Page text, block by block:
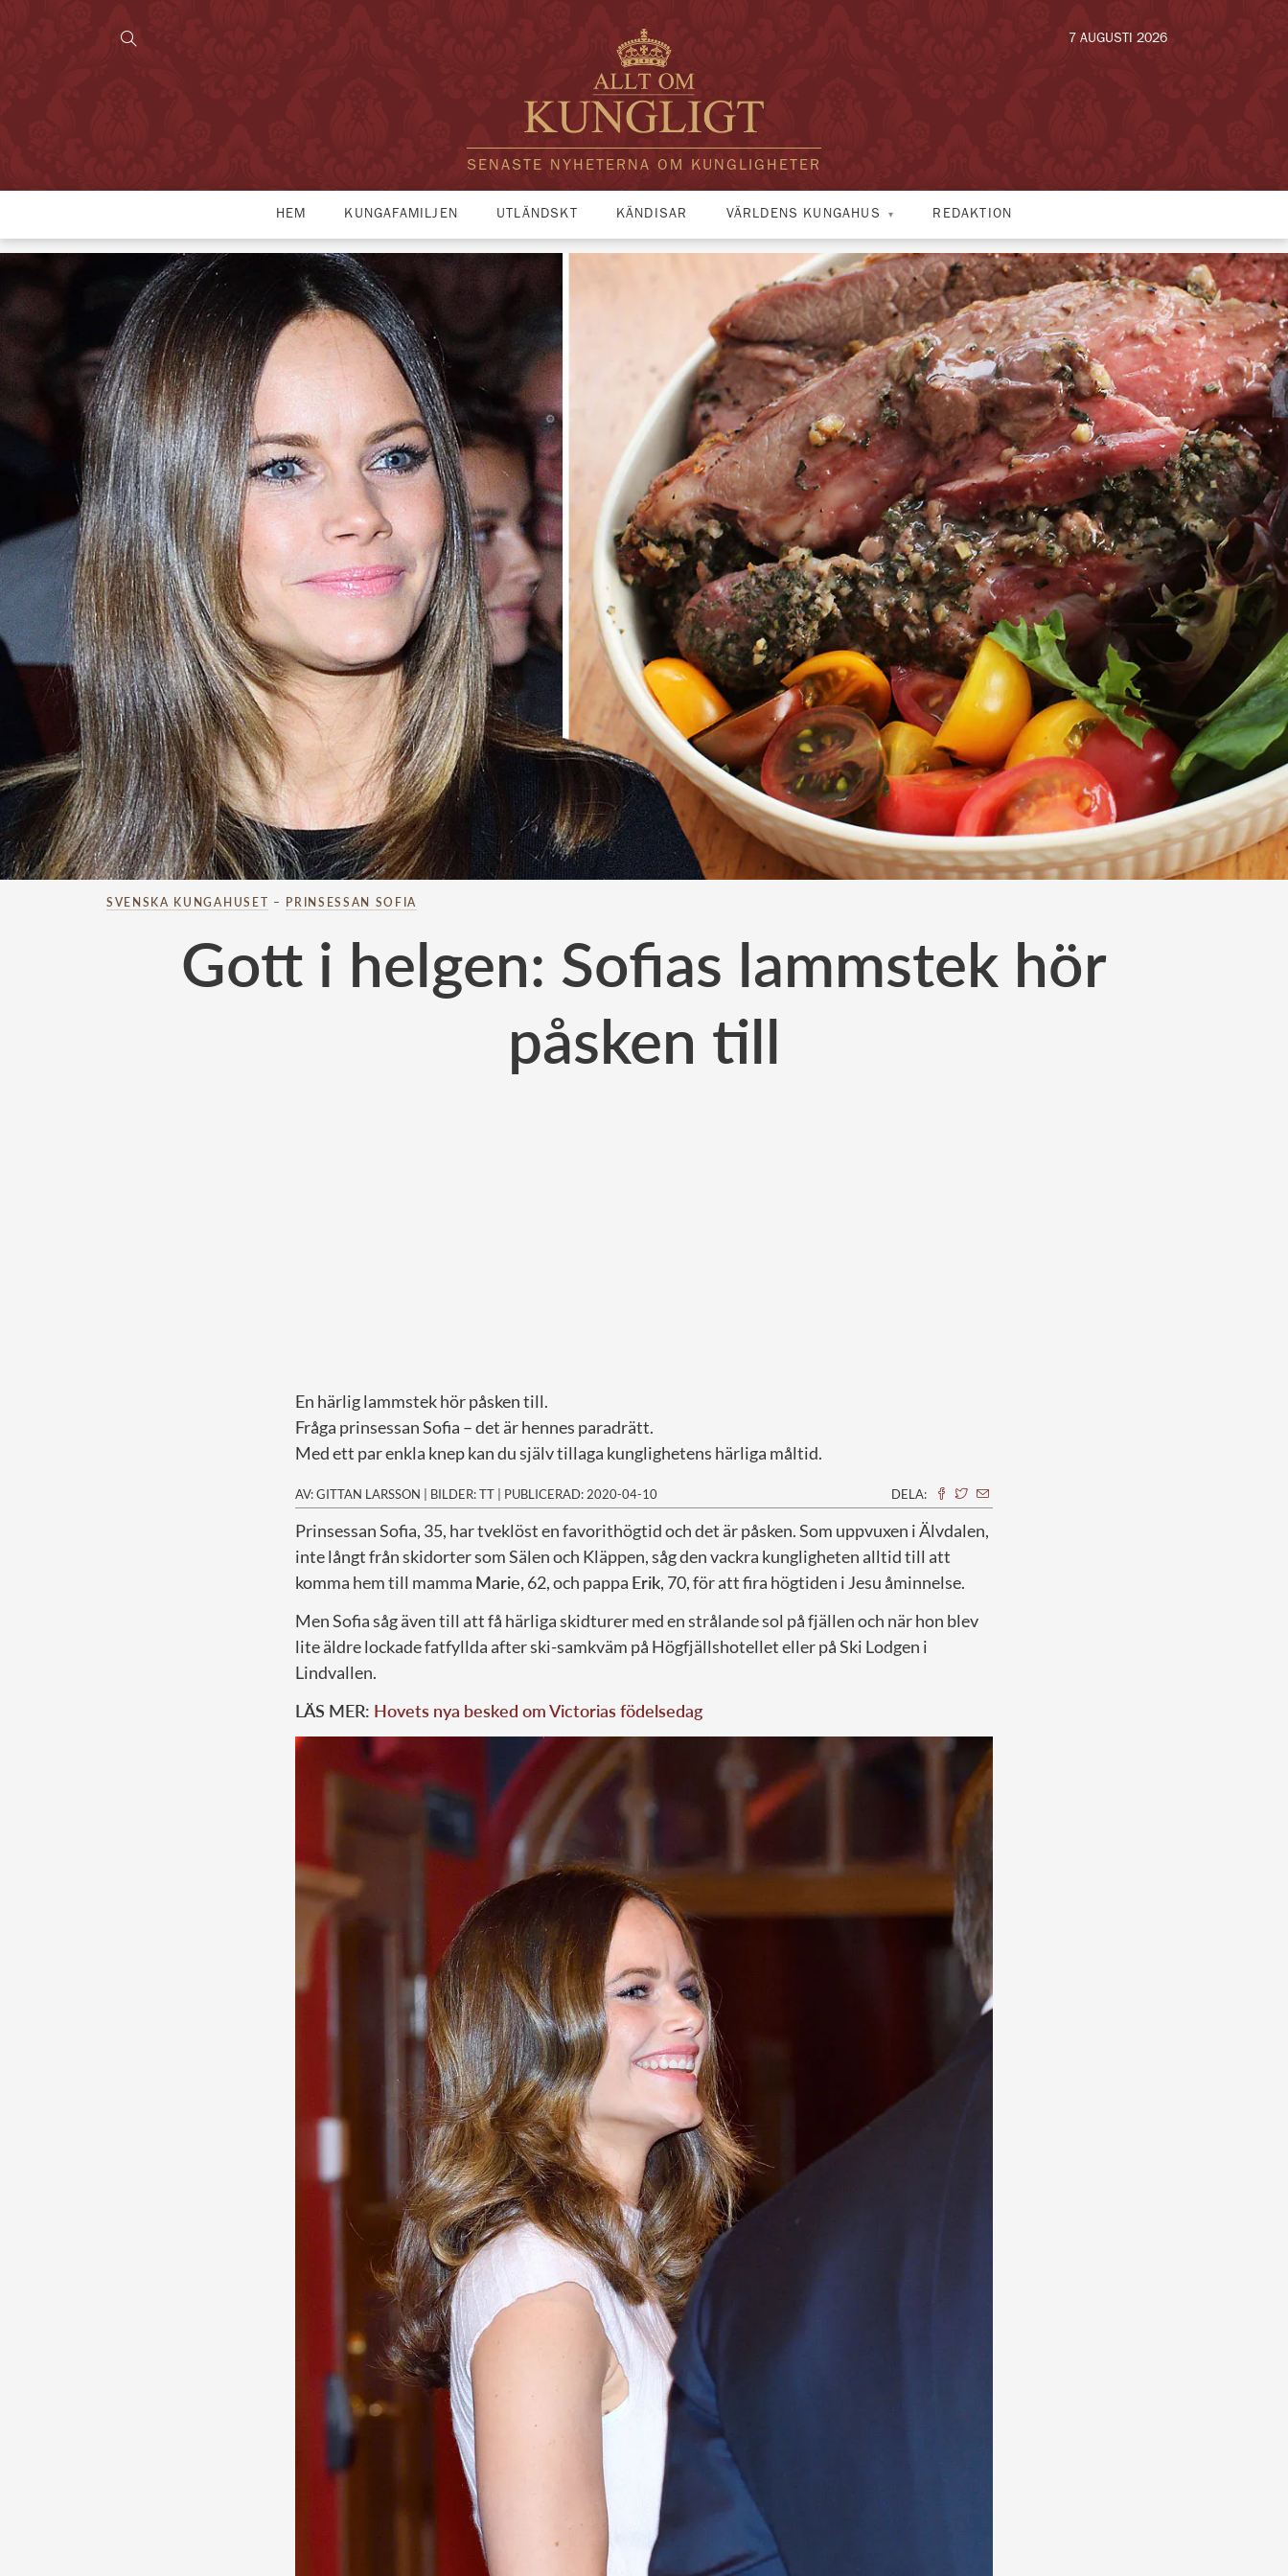
SENASTE NYHETERNA OM KUNGLIGHETER
7 AUGUSTI 2026
HEM KUNGAFAMILJEN UTLÄNDSKT KÄNDISAR VÄRLDENS KUNGAHUS REDAKTION
SVENSKA KUNGAHUSET – PRINSESSAN SOFIA
Gott i helgen: Sofias lammstek hör
påsken till
En härlig lammstek hör påsken till.
Fråga prinsessan Sofia – det är hennes paradrätt.
Med ett par enkla knep kan du själv tillaga kunglighetens härliga måltid.
AV: GITTAN LARSSON | BILDER: TT | PUBLICERAD: 2020-04-10 DELA:
Prinsessan Sofia, 35, har tveklöst en favorithögtid och det är påsken. Som uppvuxen i Älvdalen,
inte långt från skidorter som Sälen och Kläppen, såg den vackra kungligheten alltid till att
komma hem till mamma Marie, 62, och pappa Erik, 70, för att fira högtiden i Jesu åminnelse.
Men Sofia såg även till att få härliga skidturer med en strålande sol på fjällen och när hon blev
lite äldre lockade fatfyllda after ski-samkväm på Högfjällshotellet eller på Ski Lodgen i
Lindvallen.
LÄS MER: Hovets nya besked om Victorias födelsedag